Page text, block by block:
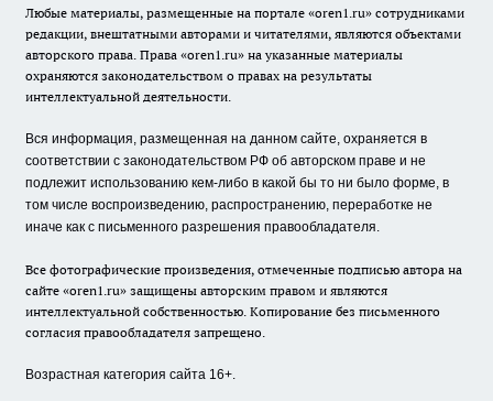
Любые материалы, размещенные на портале «oren1.ru» сотрудниками
редакции, внештатными авторами и читателями, являются объектами
авторского права. Права «oren1.ru» на указанные материалы
охраняются законодательством о правах на результаты
интеллектуальной деятельности.
Вся информация, размещенная на данном сайте, охраняется в
соответствии с законодательством РФ об авторском праве и не
подлежит использованию кем-либо в какой бы то ни было форме, в
том числе воспроизведению, распространению, переработке не
иначе как с письменного разрешения правообладателя.
Все фотографические произведения, отмеченные подписью автора на
сайте «oren1.ru» защищены авторским правом и являются
интеллектуальной собственностью. Копирование без письменного
согласия правообладателя запрещено.
Возрастная категория сайта 16+.